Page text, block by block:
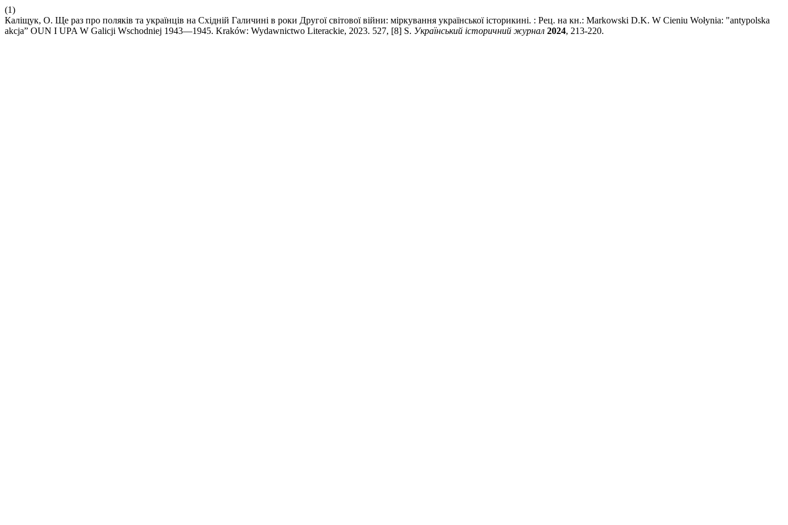
(1)
Каліщук, О. Ще раз про поляків та українців на Східній Галичині в роки Другої світової війни: міркування української історикині. : Рец. на кн.: Markowski D.K. W Cieniu Wołynia: "antypolska
akcja” OUN I UPA W Galicji Wschodniej 1943—1945. Kraków: Wydawnictwo Literackie, 2023. 527, [8] S. Український історичний журнал 2024, 213-220.